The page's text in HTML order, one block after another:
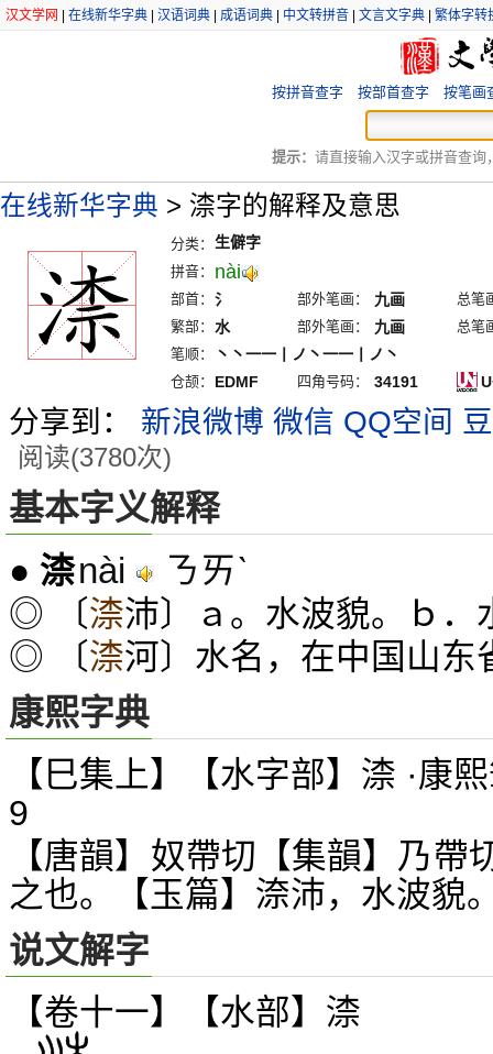
汉文学网 在线新华字典 汉语词典 成语词典 中文转拼音 文言文字典 繁体字转
按拼音查字 按部首查字 按笔画
提示： 请直接输入汉字或拼音查询
在线新华字典 > 渿字的解释及意思
分类： 生僻字
拼音： nài
部首： 氵 部外笔画： 九画
总笔
繁部：
水 部外笔画： 九画
总笔
笔顺：
丶丶一一丨ノ丶一一丨ノ丶
仓颉： EDMF 四角号码： 34191
分享到： 新浪微博 微信 QQ空间
阅读(3780次)
基本字义解释
● 渿nài ㄋㄞˋ
◎ 〔渿沛〕ａ。水波貌。ｂ．
◎ 〔渿河〕水名，在中国山东
康熙字典
【巳集上】【水字部】渿 ·康
9
【唐韻】奴帶切【集韻】乃帶
之也。【玉篇】 㴎沛，水波貌
说文解字
【卷十一】【水部】 渿